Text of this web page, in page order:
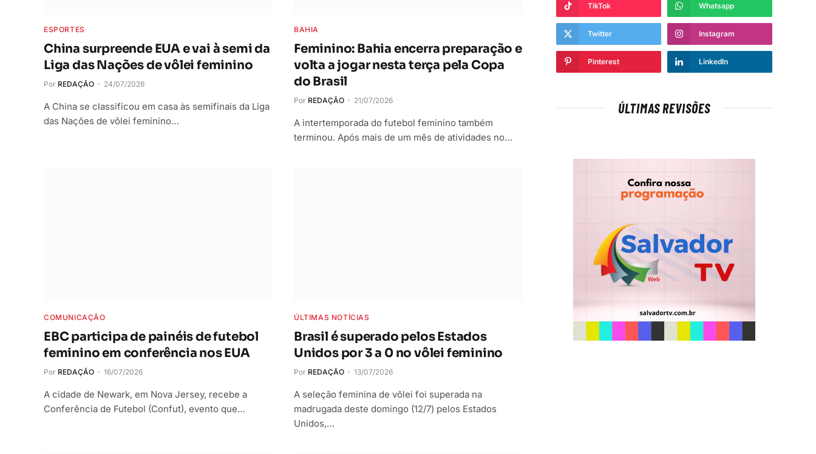
ESPORTES
China surpreende EUA e vai à semi da
Liga das Nações de vôlei feminino
Por REDAÇÃO 24/07/2026
A China se classificou em casa às semifinais da Liga
das Nações de vôlei feminino…
BAHIA
Feminino: Bahia encerra preparação e
volta a jogar nesta terça pela Copa
do Brasil
Por REDAÇÃO 21/07/2026
A intertemporada do futebol feminino também
terminou. Após mais de um mês de atividades no…
COMUNICAÇÃO
EBC participa de painéis de futebol
feminino em conferência nos EUA
Por REDAÇÃO 16/07/2026
A cidade de Newark, em Nova Jersey, recebe a
Conferência de Futebol (Confut), evento que…
ÚLTIMAS NOTÍCIAS
Brasil é superado pelos Estados
Unidos por 3 a 0 no vôlei feminino
Por REDAÇÃO 13/07/2026
A seleção feminina de vôlei foi superada na
madrugada deste domingo (12/7) pelos Estados
Unidos,…
TikTok Whatsapp
Twitter Instagram
Pinterest LinkedIn
ÚLTIMAS REVISÕES